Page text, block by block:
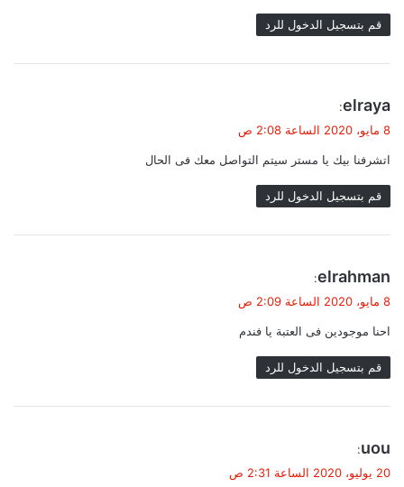
قم بتسجيل الدخول للرد
ي
ل
elraya
:
8 مايو، 2020 الساعة 2:08 ص
اتشرفنا بيك يا مستر سيتم التواصل معك فى الحال
قم بتسجيل الدخول للرد
ي
ل
elrahman
:
8 مايو، 2020 الساعة 2:09 ص
احنا موجودين فى العتبة يا فندم
قم بتسجيل الدخول للرد
يuou
:
20 يوليو، 2020 الساعة 2:31 ص